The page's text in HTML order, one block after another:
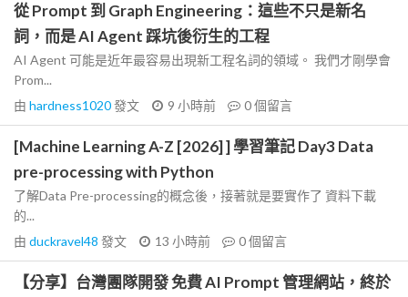
從 Prompt 到 Graph Engineering：這些不只是新名
詞，而是 AI Agent 踩坑後衍生的工程
AI Agent 可能是近年最容易出現新工程名詞的領域。 我們才剛學會
Prom...
由 hardness1020發文 9 小時前 0個留言
[Machine Learning A-Z [2026] ] 學習筆記 Day3 Data
pre-processing with Python
了解Data Pre-processing的概念後，接著就是要實作了 資料下載
的...
由 duckravel48 發文 13 小時前 0個留言
【分享】台灣團隊開發 免費 AI Prompt 管理網站，終於